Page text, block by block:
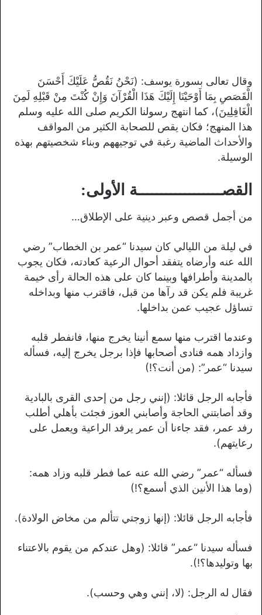
وقال تعالى بسورة يوسف: (نَحْنُ نَقُصُّ عَلَيْكَ أَحْسَنَ
الْقَصَصِ بِمَا أَوْحَيْنَا إِلَيْكَ هَذَا الْقُرْآنَ وَإِنْ كُنْتَ مِنْ قَبْلِهِ لَمِنَ
الْغَافِلِينَ)، كما انتهج رسولنا الكريم صلى الله عليه وسلم
هذا المنهج؛ فكان يقص للصحابة الكثير من المواقف
والأحداث الماضية رغبة في توجيههم وبناء شخصيتهم بهذه
الوسيلة.
القصــــــــــــــــــة الأولى:
من أجمل قصص وعبر دينية على الإطلاق…
في ليلة من الليالي كان سيدنا “عمر بن الخطاب” رضي
الله عنه وأرضاه يتفقد أحوال الرعية كعادته، فكان يجوب
بالمدينة وأطرافها وبينما كان على هذه الحالة رأى خيمة
غريبة فلم يكن قد رآها من قبل، فاقترب منها وبداخله
تساؤل عجيب عمن بداخلها.
وعندما اقترب منها سمع أنينا يخرج منها، فانفطر قلبه
وازداد همه فنادى أصحابها فإذا برجل يخرج إليه، فسأله
سيدنا “عمر”: (من أنت؟!)
فأجابه الرجل قائلا: (إنني رجل من إحدى القرى بالبادية
وقد أصابتني الحاجة وأصابني العوز فجئت بأهلي أطلب
رفد عمر، فقد جاءنا أن عمر يرفد الراعية ويعمل على
رعايتهم).
فسأله “عمر” رضي الله عنه عما فطر قلبه وزاد همه:
(وما هذا الأنين الذي أسمع؟!)
فأجابه الرجل قائلا: (إنها زوجتي تتألم من مخاض الولادة).
فسأله سيدنا “عمر” قائلا: (وهل عندكم من يقوم بالاعتناء
بها وتوليدها؟!).
فقال له الرجل: (لا، إنني وهي وحسب).